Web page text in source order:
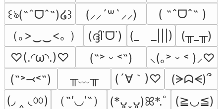
꒰ঌ(˶ˆᗜˆ˵)໒꒱
(⸝⸝´꒳`⸝⸝)
( ˶ˆᗜˆ˵ )
（｡>‿‿<｡ ）
(ദ്ദി˙ᗜ˙) (_　_|||)
(╥_╥)
♡(.◜ω◝.)♡
(˶˃ ᵕ ˂˶)
⸜(｡˃ ᵕ ˂ )⸝♡
(˶˃⤙˂˶)
╥﹏╥ (´∀｀)♡
(ᗒᗣᗕ)՞
(◞ ‸ ◟ㆀ)
（˶′◡‵˶） (*ᴗ͈ˬᴗ͈)ꕤ*.ﾟ
(≧◡≦)